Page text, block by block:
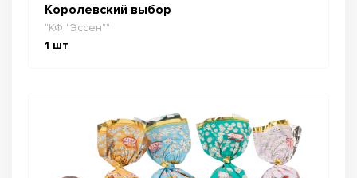
Королевский выбор
"КФ "Эссен""
1 шт